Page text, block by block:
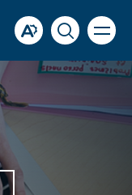
Ouvrir
la
barre
Ouvrir
la
fenêtre
Ouvrir
la
du